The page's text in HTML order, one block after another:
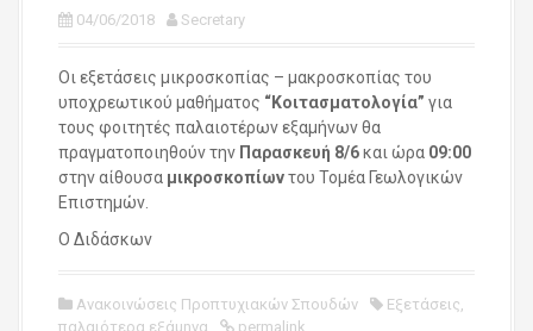
04/06/2018 Secretary
Οι εξετάσεις μικροσκοπίας – μακροσκοπίας του
υποχρεωτικού μαθήματος “Κοιτασματολογία” για
τους φοιτητές παλαιοτέρων εξαμήνων θα
πραγματοποιηθούν την Παρασκευή 8/6και ώρα 09:00
στην αίθουσα μικροσκοπίωντου Τομέα Γεωλογικών
Επιστημών.
Ο Διδάσκων
Ανακοινώσεις Προπτυχιακών Σπουδών Εξετάσεις,
παλαιότερα εξάμηνα
permalink